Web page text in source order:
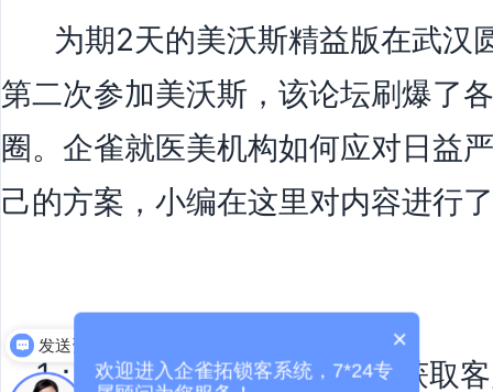
为期2天的美沃斯精益版在武汉
第二次参加美沃斯，该论坛刷爆了
圈。企雀就医美机构如何应对日益
己的方案， 小编在这里对内容进行
1： 搜索+电商+社交，机构获取
发送资料 ×
欢迎进入企雀拓锁客系统，7*24专